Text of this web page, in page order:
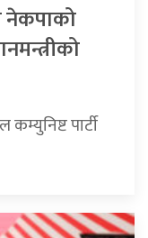
नेकपाको
पार्टी